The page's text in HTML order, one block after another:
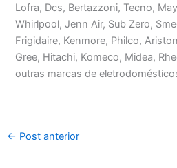
Lofra, Dcs, Bertazzoni, Tecno,
Whirlpool, Jenn Air, Sub Zero,
Frigidaire, Kenmore, Philco,
Gree, Hitachi, Komeco, Midea,
outras marcas de
← Post anterior